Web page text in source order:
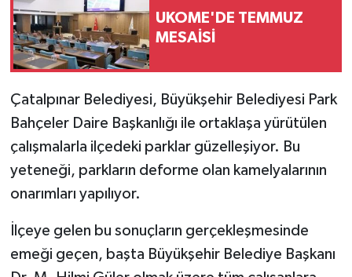
UKOME'DE TEMMUZ
MESAİSİ
Çatalpınar Belediyesi, Büyükşehir Belediyesi Park
Bahçeler Daire Başkanlığı ile ortaklaşa yürütülen
çalışmalarla ilçedeki parklar güzelleşiyor. Bu
yeteneği, parkların deforme olan kamelyalarının
onarımları yapılıyor.
İlçeye gelen bu sonuçların gerçekleşmesinde
emeği geçen, başta Büyükşehir Belediye Başkanı